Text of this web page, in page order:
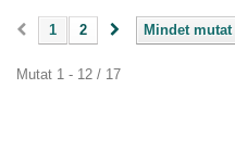
Mindet mutat
1 2
Mutat 1 - 12 / 17